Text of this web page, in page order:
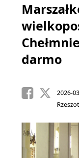
darmo
2026-